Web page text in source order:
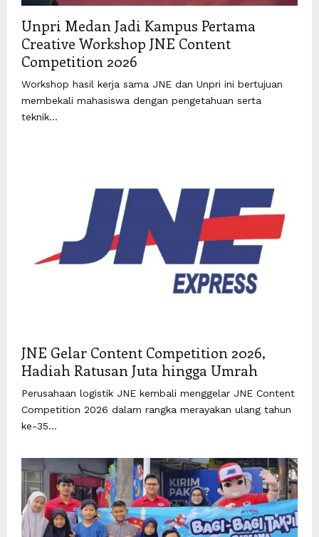
Unpri Medan Jadi Kampus Pertama
Creative Workshop JNE Content
Competition 2026
Workshop hasil kerja sama JNE dan Unpri ini bertujuan
membekali mahasiswa dengan pengetahuan serta
teknik...
JNE Gelar Content Competition 2026,
Hadiah Ratusan Juta hingga Umrah
Perusahaan logistik JNE kembali menggelar JNE Content
Competition 2026 dalam rangka merayakan ulang tahun
ke-35...